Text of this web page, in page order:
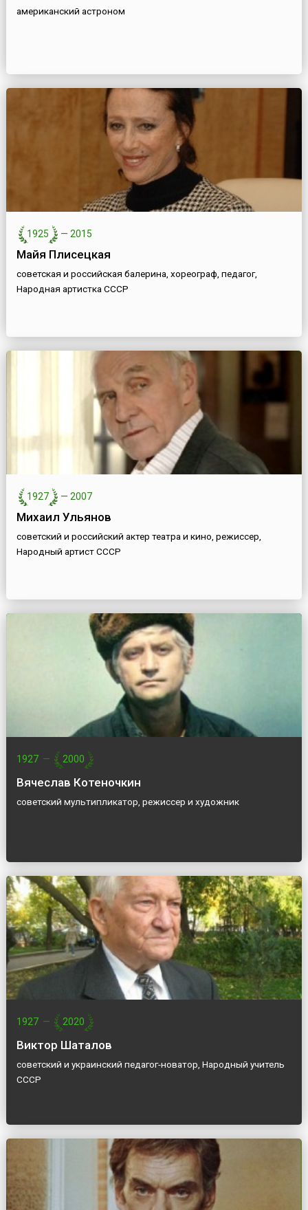
американский астроном
1925 — 2015
Майя Плисецкая
советская и российская балерина, хореограф, педагог,
Народная артистка СССР
1927 — 2007
Михаил Ульянов
советский и российский актер театра и кино, режиссер,
Народный артист СССР
1927 — 2000
Вячеслав Котеночкин
советский мультипликатор, режиссер и художник
1927 — 2020
Виктор Шаталов
советский и украинский педагог-новатор, Народный учитель
СССР